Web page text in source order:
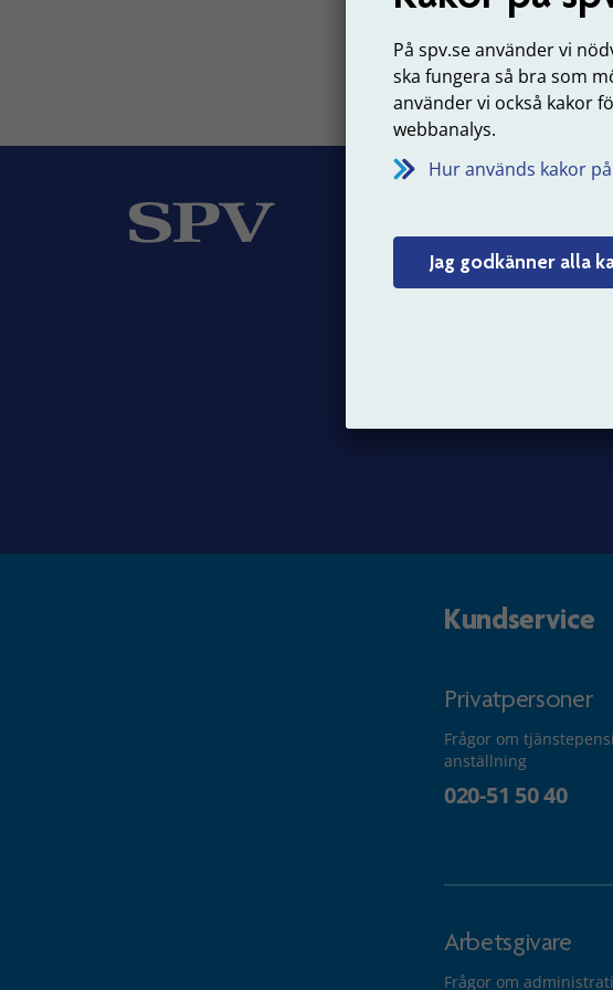
På spv.se använder vi
ska fungera så bra som
använder vi också kakor
webbanalys.
Hur används kakor
Jag godkänner alla
Tyck
Vår verksamhet
Kundservice
Privatpersoner
Frågor om
anställning
020-51 50 40
Arbetsgivare
Frågor om